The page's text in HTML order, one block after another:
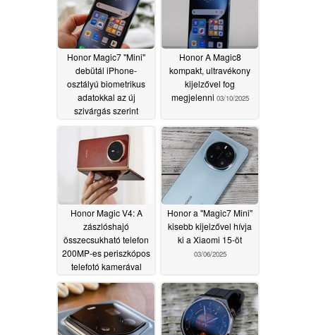
Honor Magic7 "Mini"
debütál iPhone-
osztályú biometrikus
adatokkal az új
szivárgás szerint
03/17/2025
Honor A Magic8
kompakt, ultravékony
kijelzővel fog
megjelenni 03/10/2025
Honor Magic V4: A
zászlóshajó
összecsukható telefon
200MP-es periszkópos
telefotó kamerával
03/07/2025
Honor a "Magic7 Mini"
kisebb kijelzővel hívja
ki a Xiaomi 15-öt
03/06/2025